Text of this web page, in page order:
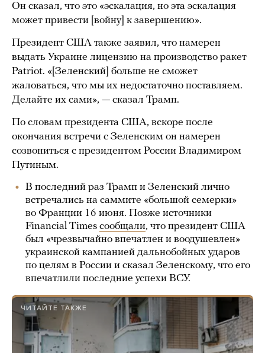
Он сказал, что это «эскалация, но эта эскалация
может привести [войну] к завершению».
Президент США также заявил, что намерен
выдать Украине лицензию на производство ракет
Patriot. «[Зеленский] больше не сможет
жаловаться, что мы их недостаточно поставляем.
Делайте их сами», — сказал Трамп.
По словам президента США, вскоре после
окончания встречи с Зеленским он намерен
созвониться с президентом России Владимиром
Путиным.
В последний раз Трамп и Зеленский лично
встречались на саммите «большой семерки»
во Франции 16 июня. Позже источники
Financial Times сообщали, что президент США
был «чрезвычайно впечатлен и воодушевлен»
украинской кампанией дальнобойных ударов
по целям в России и сказал Зеленскому, что его
впечатлили последние успехи ВСУ.
ЧИТАЙТЕ ТАКЖЕ